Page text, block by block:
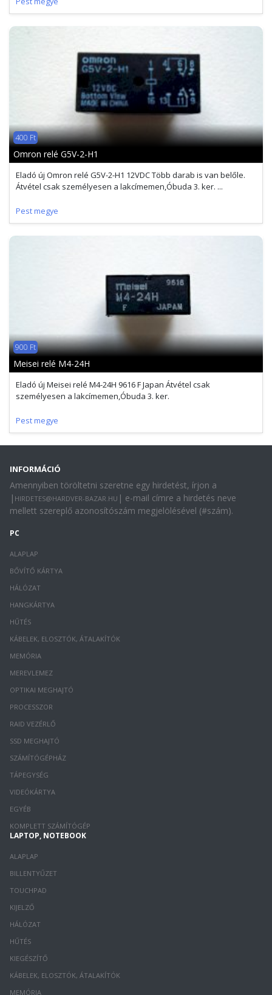
400 Ft
Omron relé G5V-2-H1
Eladó új Omron relé G5V-2-H1 12VDC Több darab is van belőle.
Átvétel csak személyesen a lakcímemen,Óbuda 3. ker. ...
Pest megye
900 Ft
Meisei relé M4-24H
Eladó új Meisei relé M4-24H 9616 F Japan Átvétel csak
személyesen a lakcímemen,Óbuda 3. ker.
Pest megye
INFORMÁCIÓ
Amennyiben töröltetni szeretne egy hirdetést, írjon a
| HIRDETES@HARDVER-BAZAR.HU | e-mail címre a hirdetés neve
mellett szereplő azonosítószám megjelölésével (#szám).
PC
ALAPLAP
BŐVÍTŐ KÁRTYA
HÁLÓZAT
HANGKÁRTYA
HŰTÉS
KÁBELEK, ELOSZTÓK, ÁTALAKÍTÓK
MEMÓRIA
MEREVLEMEZ
OPTIKAI MEGHAJTÓ
PROCESSZOR
RAID VEZÉRLŐ
SSD MEGHAJTÓ
SZÁMÍTÓGÉPHÁZ
TÁPEGYSÉG
VIDEÓKÁRTYA
EGYÉB
KOMPLETT SZÁMÍTÓGÉP
LAPTOP, NOTEBOOK
ALAPLAP
BILLENTYŰZET
TOUCHPAD
KIJELZŐ
HÁLÓZAT
HŰTÉS
KIEGÉSZÍTŐ
KÁBELEK, ELOSZTÓK, ÁTALAKÍTÓK
MEMÓRIA